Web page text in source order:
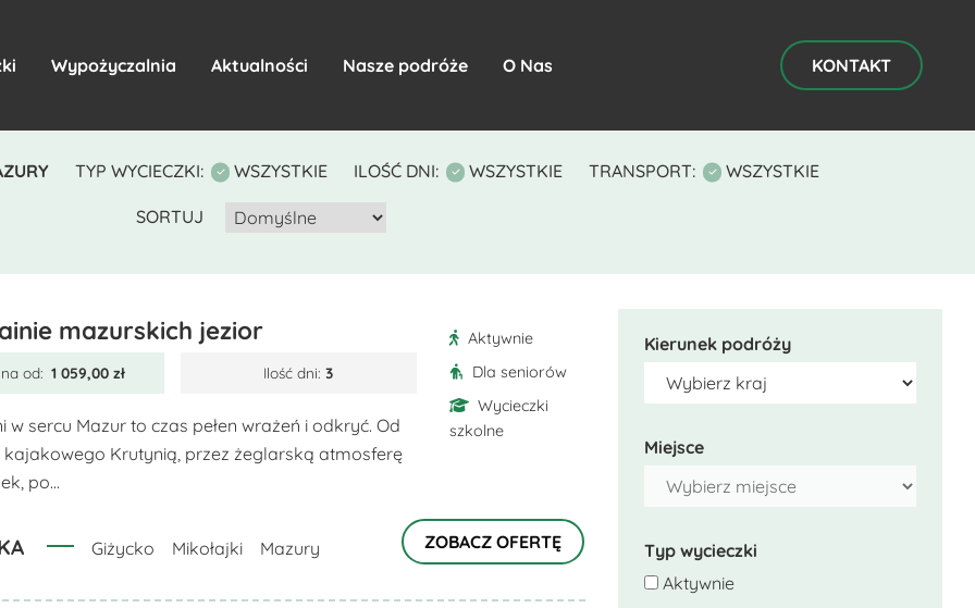
Wypożyczalnia Aktualności Nasze podróże O Nas KONTAKT
TYP WYCIECZKI: WSZYSTKIE ILOŚĆ DNI: WSZYSTKIE TRANSPORT: WSZYSTKIE
SORTUJ
Kierunek podróży
Miejsce
Typ wycieczki
Aktywnie
mazurskich jezior
od: 1 059,00 zł Ilość dni:3
w sercu Mazur to czas pełen wrażeń i odkryć. Od
kajakowego Krutynią, przez żeglarską atmosferę
po...
Giżycko Mikołajki Mazury
Aktywnie
Dla seniorów
Wycieczki
szkolne
ZOBACZ OFERTĘ